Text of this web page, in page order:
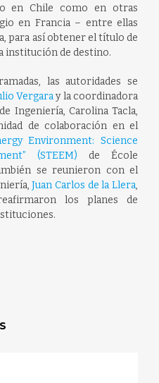
en Chile como en otras
en Francia – entre ellas
para así obtener el título de
institución de destino.
las autoridades se
Vergaray la coordinadora
Ingeniería, Carolina Tacla,
de colaboración en el
Environment: Science
(STEEM) de École
se reunieron con el
Juan Carlos de la Llera,
los planes de